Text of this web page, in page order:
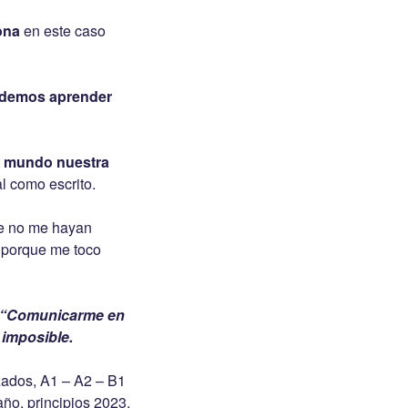
en este caso
aprender
nuestra
como escrito.
no me hayan
me toco
en
A1 – A2 – B1
principios 2023.